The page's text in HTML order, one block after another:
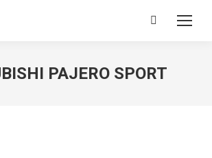
Search:
PAJERO SPORT